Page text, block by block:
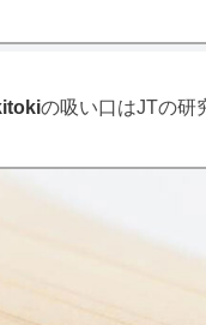
の吸い口はJTの研